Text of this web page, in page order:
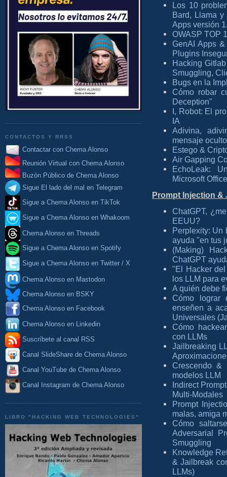
CONTACTOS Y RRSS
Contactar con Chema Alonso
Reunión Virtual con Chema Alonso
Buzón Público de Chema Alonso
Sigue El lado del mal en Telegram
Sigue a Chema Alonso en TikTok
Sigue a Chema Alonso en Whakoom
Chema Alonso en Threads
Sigue a Chema Alonso en Spotify
Sigue a Chema Alonso en Twitter / X
Chema Alonso en Mastodon
Chema Alonso en BSKY
Chema Alonso en Facebook
Chema Alonso en Linkedin
Suscríbete al canal RSS
Canal SlideShare de Chema Alonso
Canal YouTube de Chema Alonso
Canal Instagram de Chema Alonso
LIBRO "HACKING WEB TECHNOLOGIES"
Los 10
Bard, Llama
Apps versión
OWASP TOP
GenAI Apps
Plugins
Hacking
Smuggling,
Bugs en la
Cómo robar
Deception"
I, Robot: El
IA
Adivina,
mensaje
Estego &
Air Gapping
EchoLeak:
Microsoft
Prompt Injection &
ChatGPT,
EEUU?
Perplexity: Un
ayuda "en tus
(Making)
ChatGPT
"El Hacker
los LLM para
A quién debe
Cómo lograr
enseñen a
Universales
Cómo
con LLMs
Jailbreaking
Crescendo &
modelos LLM
Indirect
Multi-Modales
Prompt
malas, amiga
Cómo
Adversarial
Smuggling
Knowledge
& Jailbreak
LLMs)